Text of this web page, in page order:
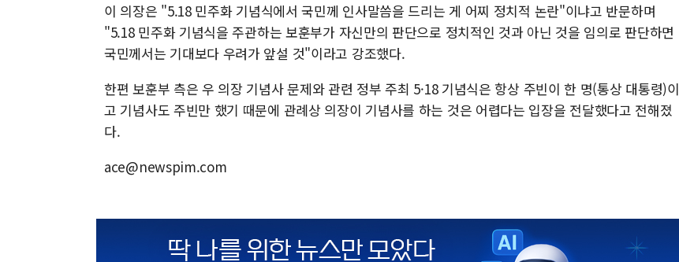
이 의장은 "5.18 민주화 기념식에서 국민께 인사말씀을 드리는 게 어찌 정치적 논란"이냐고 반문하며
"5.18 민주화 기념식을 주관하는 보훈부가 자신만의 판단으로 정치적인 것과 아닌 것을 임의로 판단하면
국민께서는 기대보다 우려가 앞설 것"이라고 강조했다.
한편 보훈부 측은 우 의장 기념사 문제와 관련 정부 주최 5·18 기념식은 항상 주빈이 한 명(통상 대통령)이
고 기념사도 주빈만 했기 때문에 관례상 의장이 기념사를 하는 것은 어렵다는 입장을 전달했다고 전해졌
다.
ace@newspim.com